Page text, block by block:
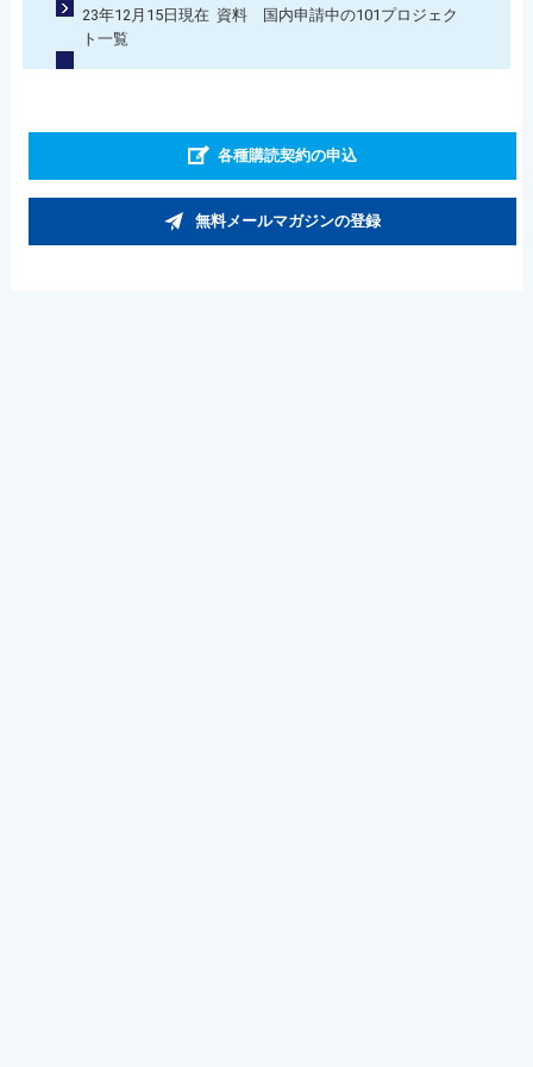
23年12月15日現在 資料 国内申請中の101プロジェク
ト一覧
各種購読契約の申込
無料メールマガジンの登録